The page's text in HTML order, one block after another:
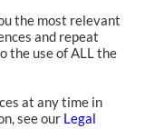
the most relevant
and repeat
the use of ALL the
at any time in
see our Legal